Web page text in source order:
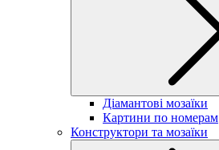
Діамантові мозаїки
Картини по номерам
Конструктори та мозаїки